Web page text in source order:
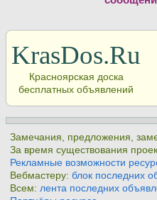
KrasDos.Ru
Красноярская доска
бесплатных объявлений
Замечания, предложения,
За время существования
Рекламные возможности
Вебмастеру:блок последних
Всем:лента последних